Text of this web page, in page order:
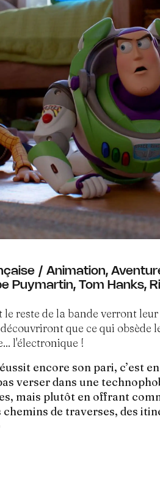
/ Animation,
Puymartin, Tom Hanks,
le reste de la bande verront
que ce qui obsède
l'électronique !
encore son pari, c’est
verser dans une
mais plutôt en offrant
chemins de traverses, des